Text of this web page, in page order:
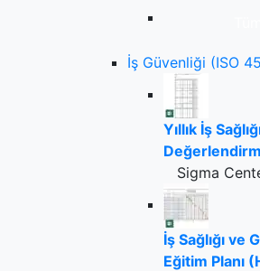
İş Güvenliği (ISO
Yıllık İş
Sigma
İş Sağlığı ve
Eğitim Planı